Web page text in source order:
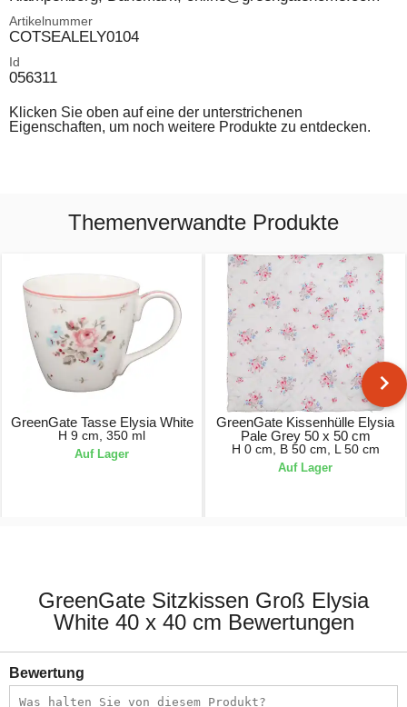
Artikelnummer
COTSEALELY0104
Id
056311
Klicken Sie oben auf eine der unterstrichenen
Eigenschaften, um noch weitere Produkte zu entdecken.
Themenverwandte Produkte
GreenGate Tasse Elysia White
H 9 cm, 350 ml
Auf Lager
GreenGate Kissenhülle Elysia
Pale Grey 50 x 50 cm
H 0 cm, B 50 cm, L 50 cm
Auf Lager
GreenGate Sitzkissen Groß Elysia
White 40 x 40 cm Bewertungen
Bewertung